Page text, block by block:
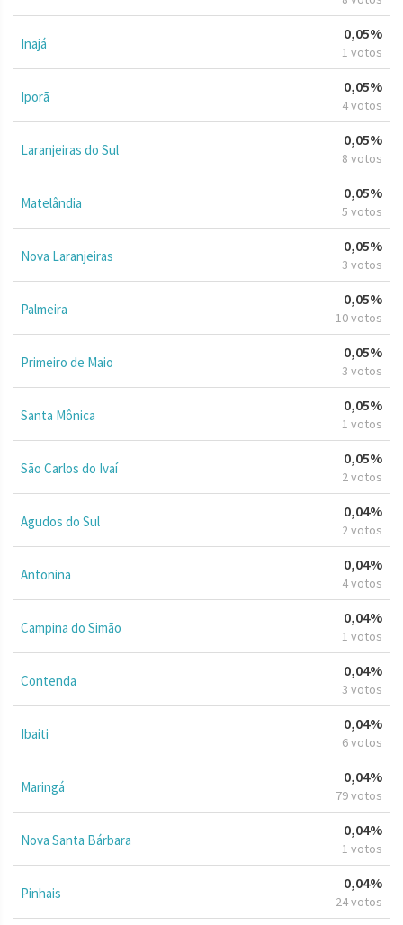
Inajá
0,05%
1 votos
Iporã
0,05%
4 votos
Laranjeiras do Sul
0,05%
8 votos
Matelândia
0,05%
5 votos
Nova Laranjeiras
0,05%
3 votos
Palmeira
0,05%
10 votos
Primeiro de Maio
0,05%
3 votos
Santa Mônica
0,05%
1 votos
São Carlos do Ivaí
0,05%
2 votos
Agudos do Sul
0,04%
2 votos
Antonina
0,04%
4 votos
Campina do Simão
0,04%
1 votos
Contenda
0,04%
3 votos
Ibaiti
0,04%
6 votos
Maringá
0,04%
79 votos
Nova Santa Bárbara
0,04%
1 votos
Pinhais
0,04%
24 votos